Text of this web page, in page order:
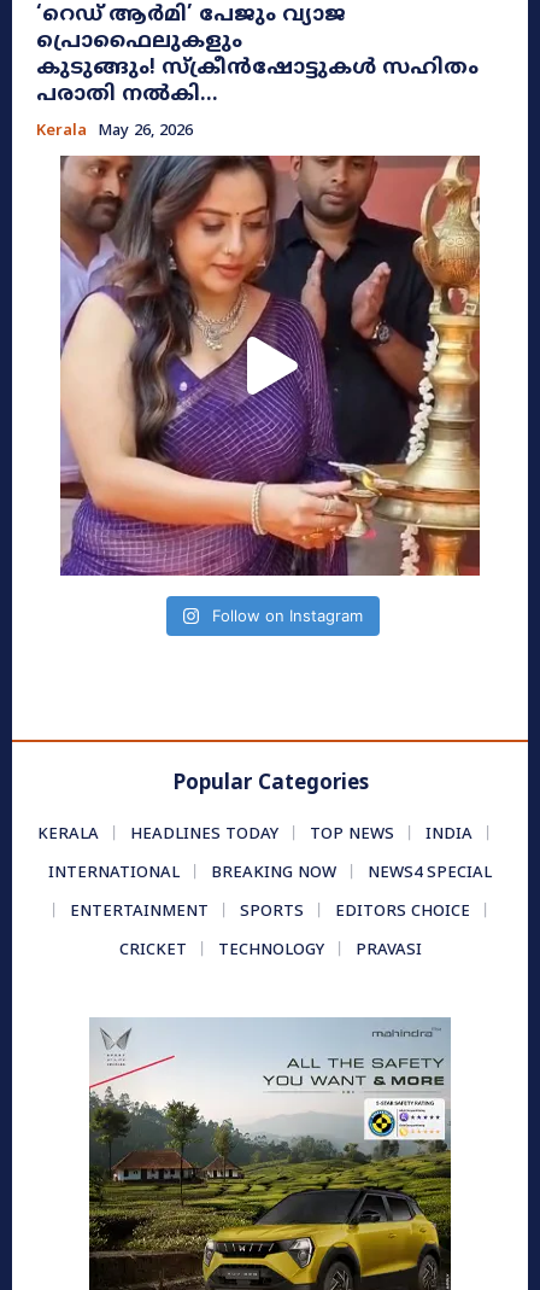
​‘റെഡ് ആർമി’ പേജും വ്യാജ
പ്രൊഫൈലുകളും
കുടുങ്ങും! സ്ക്രീൻഷോട്ടുകൾ സഹിതം
പരാതി നൽകി...
Kerala May 26, 2026
Follow on Instagram
Popular Categories
KERALA HEADLINES TODAY TOP NEWS
INDIA
INTERNATIONAL
BREAKING NOW
NEWS4 SPECIAL
ENTERTAINMENT
SPORTS
EDITORS CHOICE
CRICKET
TECHNOLOGY PRAVASI